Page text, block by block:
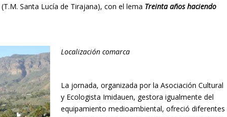
Santa Lucía de Tirajana), con el lema Treinta años haciendo
Localización comarca
La jornada, organizada por la Asociación Cultural
y Ecologista Imidauen, gestora igualmente del
equipamiento medioambiental, ofreció diferentes